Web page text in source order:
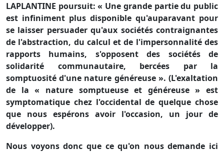
LAPLANTINE poursuit: « Une grande partie du public
est infiniment plus disponible qu'auparavant pour
se laisser persuader qu'aux sociétés contraignantes
de l'abstraction, du calcul et de l'impersonnalité des
rapports humains, s'opposent des sociétés de
solidarité communautaire, bercées par la
somptuosité d'une nature généreuse ». (L'exaltation
de la « nature somptueuse et généreuse » est
symptomatique chez l'occidental de quelque chose
que nous espérons avoir l'occasion, un jour de
développer).
Nous voyons donc que ce qu'on nous demande ici